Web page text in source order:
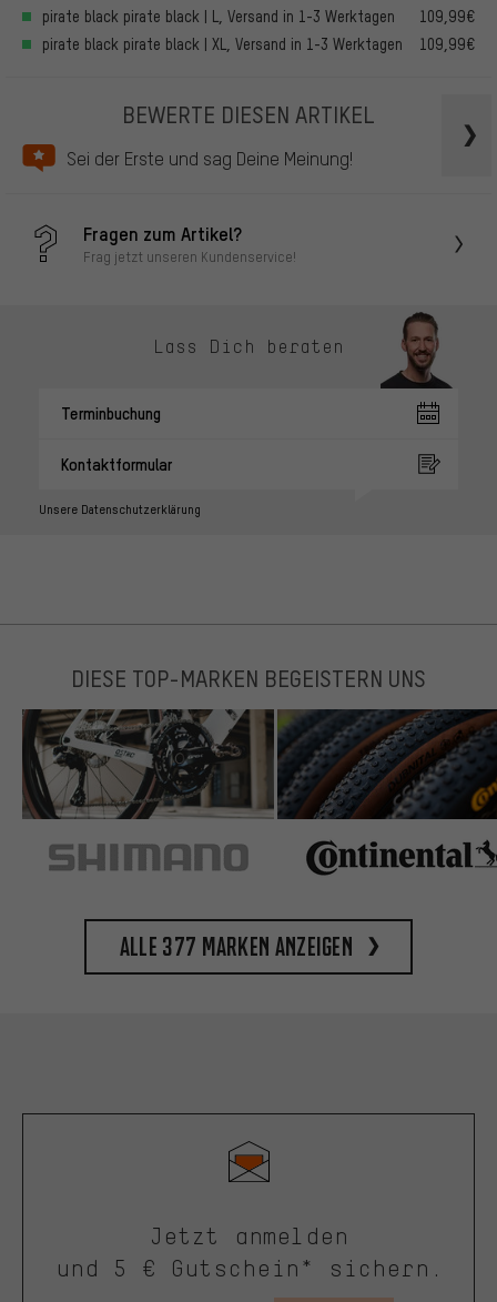
pirate black pirate black | L, Versand in 1-3 Werktagen
109,99€
pirate black pirate black | XL, Versand in 1-3 Werktagen
109,99€
BEWERTE DIESEN ARTIKEL
Sei der Erste und sag Deine Meinung!
Fragen zum Artikel?
Frag jetzt unseren Kundenservice!
Lass Dich beraten
Terminbuchung
Kontaktformular
Unsere Datenschutzerklärung
DIESE TOP-MARKEN BEGEISTERN UNS
Alle 377 Marken anzeigen
Jetzt anmelden
und 5 € Gutschein* sichern.